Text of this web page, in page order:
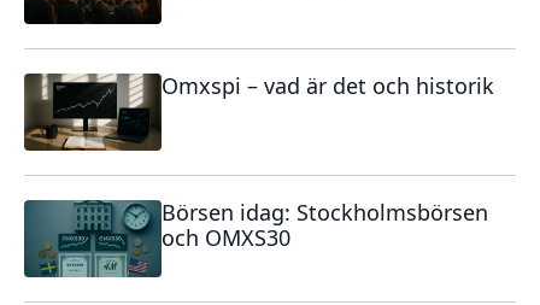
Omxspi – vad är det och historik
Börsen idag: Stockholmsbörsen
och OMXS30